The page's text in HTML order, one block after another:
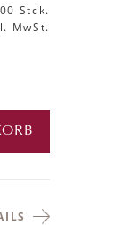
Stck.
MwSt.